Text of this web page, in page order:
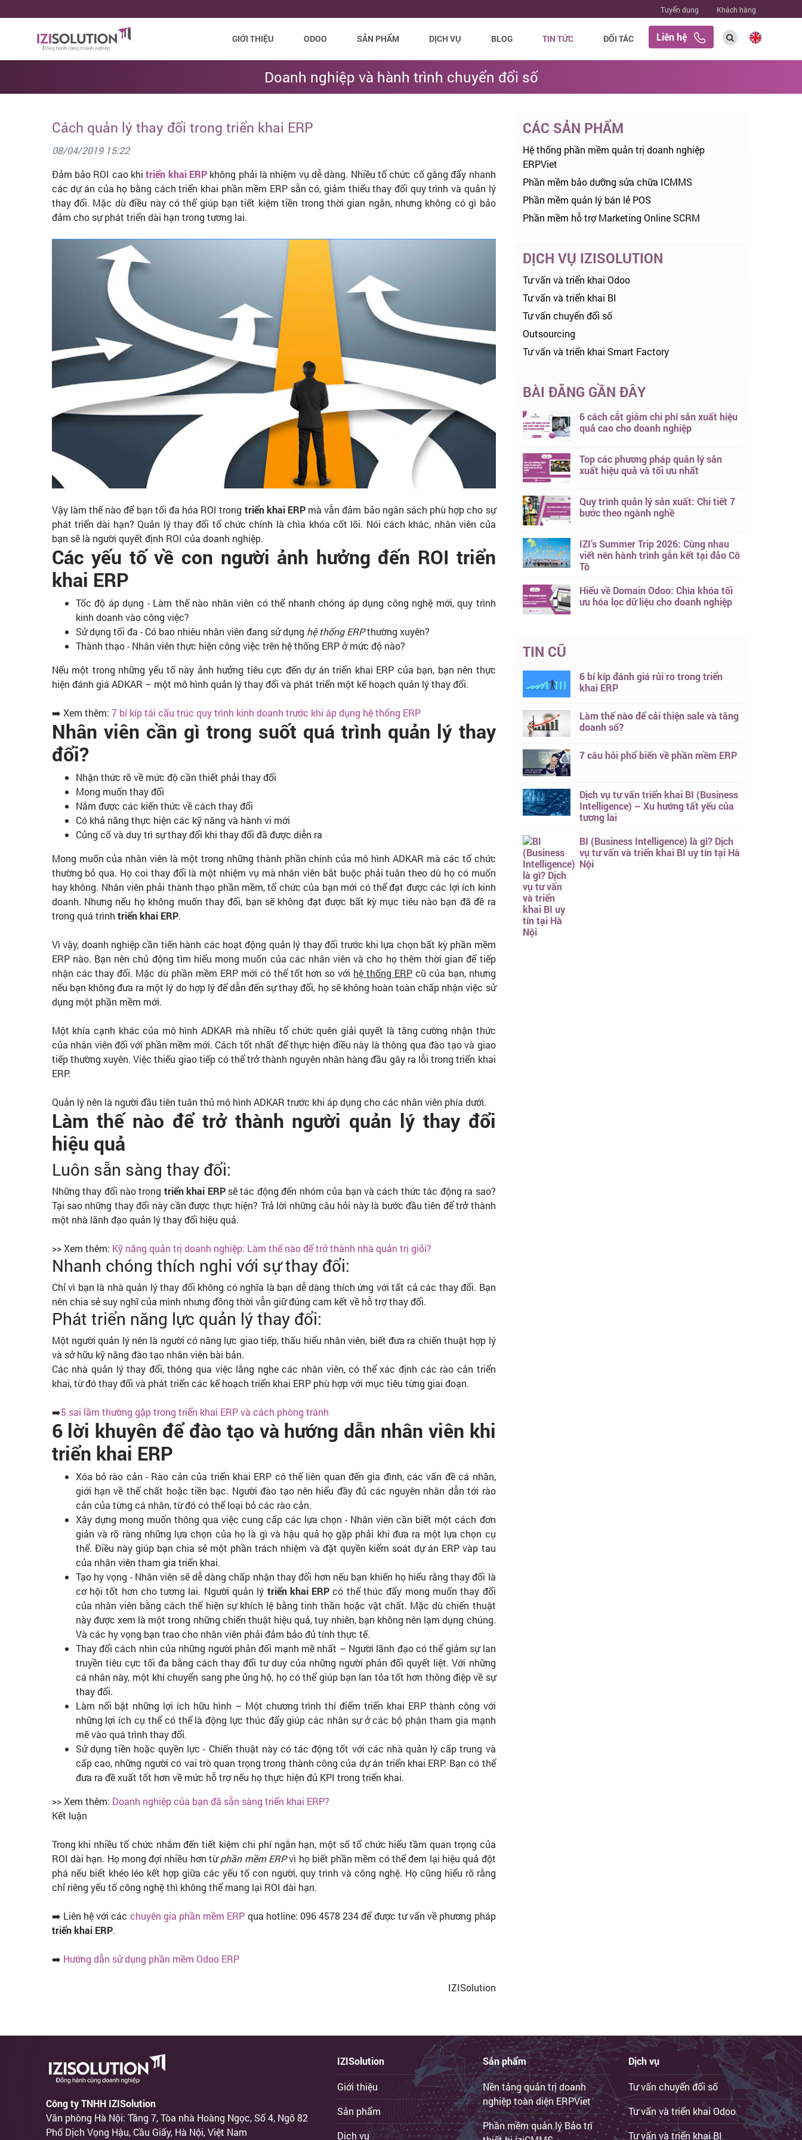
Tuyển dụng Khách hàng
GIỚI THIỆU ODOO SẢN PHẨM DỊCH VỤ BLOG TIN TỨC ĐỐI TÁC Liên hệ
Doanh nghiệp và hành trình chuyển đổi số
Cách quản lý thay đổi trong triển khai ERP
08/04/2019 15:22
Đảm bảo ROI cao khitriển khai ERPkhông phải là nhiệm vụ dễ dàng. Nhiều tổ chức cố gắng đẩy nhanh
các dự án của họ bằng cách triển khai phần mềm ERP sẵn có, giảm thiểu thay đổi quy trình và quản lý
thay đổi. Mặc dù điều này có thể giúp bạn tiết kiệm tiền trong thời gian ngắn, nhưng không có gì bảo
đảm cho sự phát triển dài hạn trong tương lai.
Vậy làm thế nào để bạn tối đa hóa ROI trong triển khai ERPmà vẫn đảm bảo ngân sách phù hợp cho sự
phát triển dài hạn? Quản lý thay đổi tổ chức chính là chìa khóa cốt lõi. Nói cách khác, nhân viên của
bạn sẽ là người quyết định ROI của doanh nghiệp.
Các yếu tố về con người ảnh hưởng đến ROI triển
khai ERP
Tốc độ áp dụng - Làm thế nào nhân viên có thể nhanh chóng áp dụng công nghệ mới, quy trình
kinh doanh vào công việc?
Sử dụng tối đa - Có bao nhiêu nhân viên đang sử dụng hệ thống ERPthường xuyên?
Thành thạo - Nhân viên thực hiện công việc trên hệ thống ERP ở mức độ nào?​
Nếu một trong những yếu tố này ảnh hưởng tiêu cực đến dự án triển khai ERP của bạn, bạn nên thực
hiện đánh giá ADKAR – một mô hình quản lý thay đổi và phát triển một kế hoạch quản lý thay đổi.
➡️ Xem thêm: 7 bí kíp tái cấu trúc quy trình kinh doanh trước khi áp dụng hệ thống ERP
Nhân viên cần gì trong suốt quá trình quản lý thay
đổi?
Nhận thức rõ về mức độ cần thiết phải thay đổi
Mong muốn thay đổi
Nắm được các kiến thức về cách thay đổi
Có khả năng thực hiện các kỹ năng và hành vi mới
Củng cố và duy trì sự thay đổi khi thay đổi đã được diễn ra​
Mong muốn của nhân viên là một trong những thành phần chính của mô hình ADKAR mà các tổ chức
thường bỏ qua. Họ coi thay đổi là một nhiệm vụ mà nhân viên bắt buộc phải tuân theo dù họ có muốn
hay không. Nhân viên phải thành thạo phần mềm, tổ chức của bạn mới có thể đạt được các lợi ích kinh
doanh. Nhưng nếu họ không muốn thay đổi, bạn sẽ không đạt được bất kỳ mục tiêu nào bạn đã đề ra
trong quá trình triển khai ERP.
Vì vậy, doanh nghiệp cần tiến hành các hoạt động quản lý thay đổi trước khi lựa chọn bất kỳ phần mềm
ERP nào. Bạn nên chủ động tìm hiểu mong muốn của các nhân viên và cho họ thêm thời gian để tiếp
nhận các thay đổi. Mặc dù phần mềm ERP mới có thể tốt hơn so với hệ thống ERPcũ của bạn, nhưng
nếu bạn không đưa ra một lý do hợp lý để dẫn đến sự thay đổi, họ sẽ không hoàn toàn chấp nhận việc sử
dụng một phần mềm mới.
Một khía cạnh khác của mô hình ADKAR mà nhiều tổ chức quên giải quyết là tăng cường nhận thức
của nhân viên đối với phần mềm mới. Cách tốt nhất để thực hiện điều này là thông qua đào tạo và giao
tiếp thường xuyên. Việc thiếu giao tiếp có thể trở thành nguyên nhân hàng đầu gây ra lỗi trong triển khai
ERP.
Quản lý nên là người đầu tiên tuân thủ mô hình ADKAR trước khi áp dụng cho các nhân viên phía dưới.
Làm thế nào để trở thành người quản lý thay đổi
hiệu quả
Luôn sẵn sàng thay đổi:
Những thay đổi nào trong triển khai ERPsẽ tác động đến nhóm của bạn và cách thức tác động ra sao?
Tại sao những thay đổi này cần được thực hiện? Trả lời những câu hỏi này là bước đầu tiên để trở thành
một nhà lãnh đạo quản lý thay đổi hiệu quả.
>> Xem thêm: Kỹ năng quản trị doanh nghiệp: Làm thế nào để trở thành nhà quản trị giỏi?
Nhanh chóng thích nghi với sự thay đổi:
Chỉ vì bạn là nhà quản lý thay đổi không có nghĩa là bạn dễ dàng thích ứng với tất cả các thay đổi. Bạn
nên chia sẻ suy nghĩ của mình nhưng đồng thời vẫn giữ đúng cam kết về hỗ trợ thay đổi.
Phát triển năng lực quản lý thay đổi:
Một người quản lý nên là người có năng lực giao tiếp, thấu hiểu nhân viên, biết đưa ra chiến thuật hợp lý
và sở hữu kỹ năng đào tạo nhân viên bài bản.​
Các nhà quản lý thay đổi, thông qua việc lắng nghe các nhân viên, có thể xác định các rào cản triển
khai, từ đó thay đổi và phát triển các kế hoạch triển khai ERP phù hợp với mục tiêu từng giai đoạn.
➡️5 sai lầm thường gặp trong triển khai ERP và cách phòng tránh
6 lời khuyên để đào tạo và hướng dẫn nhân viên khi
triển khai ERP
Xóa bỏ rào cản - Rào cản của triển khai ERP có thể liên quan đến gia đình, các vấn đề cá nhân,
giới hạn về thể chất hoặc tiền bạc. Người đào tạo nên hiểu đầy đủ các nguyên nhân dẫn tới rào
cản của từng cá nhân, từ đó có thể loại bỏ các rào cản.
Xây dựng mong muốn thông qua việc cung cấp các lựa chọn - Nhân viên cần biết một cách đơn
giản và rõ ràng những lựa chọn của họ là gì và hậu quả họ gặp phải khi đưa ra một lựa chọn cụ
thể. Điều này giúp bạn chia sẻ một phần trách nhiệm và đặt quyền kiểm soát dự án ERP vàp tau
của nhân viên tham gia triển khai.
Tạo hy vọng - Nhân viên sẽ dễ dàng chấp nhận thay đổi hơn nếu bạn khiến họ hiểu rằng thay đổi là
cơ hội tốt hơn cho tương lai. Người quản lý triển khai ERP có thể thúc đẩy mong muốn thay đổi
của nhân viên bằng cách thể hiện sự khích lệ bằng tinh thần hoặc vật chất. Mặc dù chiến thuật
này được xem là một trong những chiến thuật hiệu quả, tuy nhiên, bạn không nên lạm dụng chúng.
Và các hy vọng bạn trao cho nhân viên phải đảm bảo đủ tính thực tế.
Thay đổi cách nhìn của những người phản đối mạnh mẽ nhất – Người lãnh đạo có thể giảm sự lan
truyền tiêu cực tối đa bằng cách thay đổi tư duy của những người phản đối quyết liệt. Với những
cá nhân này, một khi chuyển sang phe ủng hộ, họ có thể giúp bạn lan tỏa tốt hơn thông điệp về sự
thay đổi.
Làm nổi bật những lợi ích hữu hình – Một chương trình thí điểm triển khai ERP thành công với
những lợi ích cụ thể có thể là động lực thúc đẩy giúp các nhân sự ở các bộ phận tham gia mạnh
mẽ vào quá trình thay đổi.
Sử dụng tiền hoặc quyền lực - Chiến thuật này có tác động tốt với các nhà quản lý cấp trung và
cấp cao, những người có vai trò quan trọng trong thành công của dự án triển khai ERP. Bạn có thể
đưa ra đề xuất tốt hơn về mức hỗ trợ nếu họ thực hiện đủ KPI trong triển khai.
>> Xem thêm: Doanh nghiệp của bạn đã sẵn sàng triển khai ERP?
Kết luận
Trong khi nhiều tổ chức nhắm đến tiết kiệm chi phí ngắn hạn, một số tổ chức hiểu tầm quan trọng của
ROI dài hạn. Họ mong đợi nhiều hơn từphần mềm ERPvì họ biết phần mềm có thể đem lại hiệu quả đột
phá nếu biết khéo léo kết hợp giữa các yếu tố con người, quy trình và công nghệ. Họ cũng hiểu rõ rằng
chỉ riêng yếu tố công nghệ thì không thể mang lại ROI dài hạn.
➡️ Liên hệ với các chuyên gia phần mềm ERP qua hotline: 096 4578 234 để được tư vấn về phương pháp
triển khai ERP.
➡️ Hướng dẫn sử dụng phần mềm Odoo ERP
IZISolution
CÁC SẢN PHẨM
Hệ thống phần mềm quản trị doanh nghiệp
ERPViet
Phần mềm bảo dưỡng sửa chữa ICMMS
Phần mềm quản lý bán lẻ POS
Phần mềm hỗ trợ Marketing Online SCRM
DỊCH VỤ IZISOLUTION
Tư vấn và triển khai Odoo
Tư vấn và triển khai BI
Tư vấn chuyển đổi số
Outsourcing
Tư vấn và triển khai Smart Factory
BÀI ĐĂNG GẦN ĐÂY
6 cách cắt giảm chi phí sản xuất hiệu
quả cao cho doanh nghiệp
Top các phương pháp quản lý sản
xuất hiệu quả và tối ưu nhất
Quy trình quản lý sản xuất: Chi tiết 7
bước theo ngành nghề
IZI’s Summer Trip 2026: Cùng nhau
viết nên hành trình gắn kết tại đảo Cô
Tô
Hiểu về Domain Odoo: Chìa khóa tối
ưu hóa lọc dữ liệu cho doanh nghiệp
TIN CŨ
6 bí kíp đánh giá rủi ro trong triển
khai ERP
Làm thế nào để cải thiện sale và tăng
doanh số?
7 câu hỏi phổ biến về phần mềm ERP
Dịch vụ tư vấn triển khai BI (Business
Intelligence) – Xu hướng tất yếu của
tương lai
BI (Business Intelligence) là gì? Dịch
vụ tư vấn và triển khai BI uy tín tại Hà
Nội
Công ty TNHH IZISolution
Văn phòng Hà Nội: Tầng 7, Tòa nhà Hoàng Ngọc, Số 4, Ngõ 82
Phố Dịch Vọng Hậu, Cầu Giấy, Hà Nội, Việt Nam
IZISolution
Giới thiệu
Sản phẩm
Dịch vụ
Sản phẩm
Nền tảng quản trị doanh
nghiệp toàn diện ERPViet
Phần mềm quản lý Bảo trì
Dịch vụ
Tư vấn chuyển đổi số
Tư vấn và triển khai Odoo
Tư vấn và triển khai BI